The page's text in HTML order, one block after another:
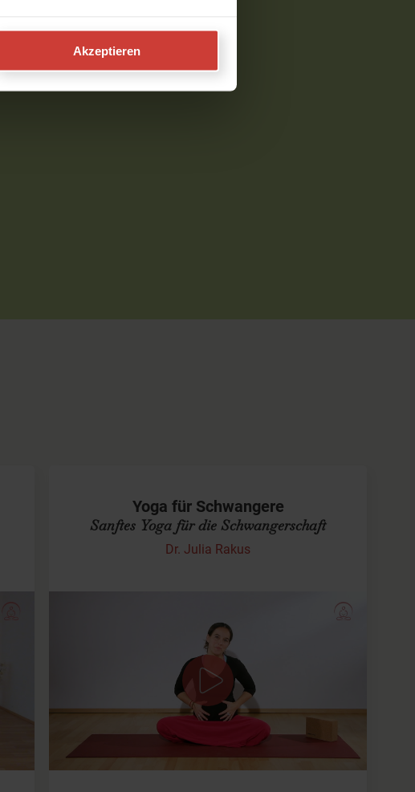
Akzeptieren
Yoga für Schwangere
Sanftes Yoga für die Schwangerschaft
Dr. Julia Rakus
Entspannung mit Babybauch
Dich erwarten sanfte Yoga-Übungen für Schwangere
mit viel Zeit zur Entspannung, Hinspüren und Kraft
tanken.
Bitte denke daran: Beim Yoga für Schwangere kannst
Du, mit…